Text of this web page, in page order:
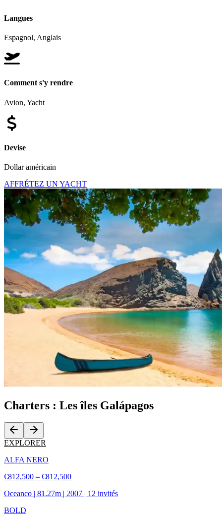
Langues
Espagnol, Anglais
Comment s'y rendre
Avion, Yacht
Devise
Dollar américain
AFFRÉTEZ UN YACHT
Charters : Les îles Galápagos
EXPLORER
ALFA NERO
€812,500 – €812,500
Oceanco | 81.27m | 2007 | 12 invités
BOLD